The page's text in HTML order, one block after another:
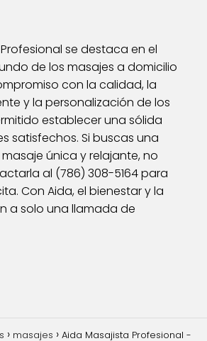
se destaca en el
de los masajes a domicilio
con la calidad, la
y la personalización de los
establecer una sólida
satisfechos. Si buscas una
única y relajante, no
al (786) 308-5164 para
Con Aida, el bienestar y la
a solo una llamada de
masajes Aida Masajista Profesional -